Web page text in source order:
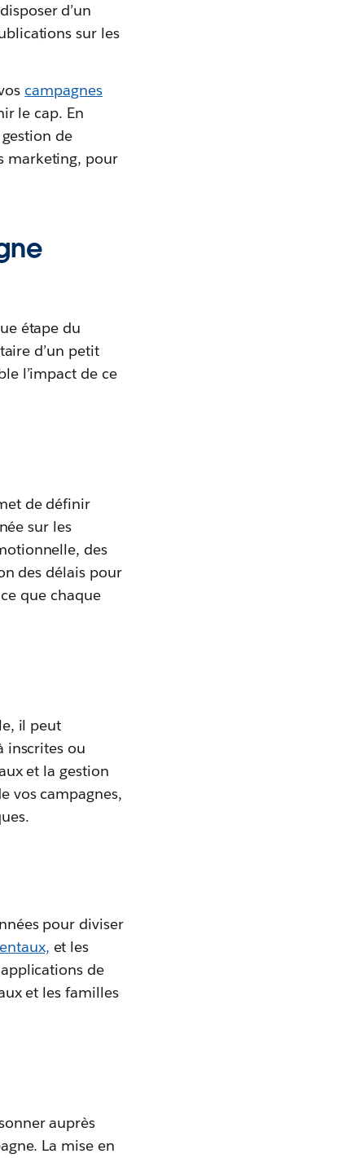
d’un
sur les
campagnes
le cap. En
de
marketing, pour
étape du
d’un petit
l’impact de ce
de définir
sur les
des
des délais pour
que chaque
il peut
inscrites ou
et la gestion
vos campagnes,
pour diviser
et les
de
et les familles
auprès
La mise en